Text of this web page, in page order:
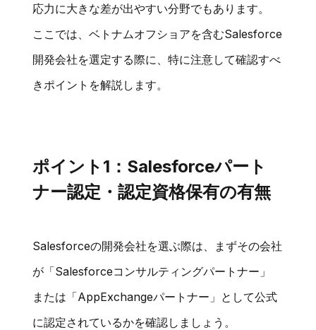
応力に大きな差が出やすい分野でもあります。
ここでは、ベトナムオフショアを含むSalesforce
開発会社を選定する際に、特に注意して確認すべ
きポイントを解説します。
ポイント1：Salesforceパート
ナー認定・認定資格保有の有無
Salesforceの開発会社を選ぶ際は、まずその会社
が「Salesforceコンサルティングパートナー」
または「AppExchangeパートナー」として公式
に認定されているかを確認しましょう。